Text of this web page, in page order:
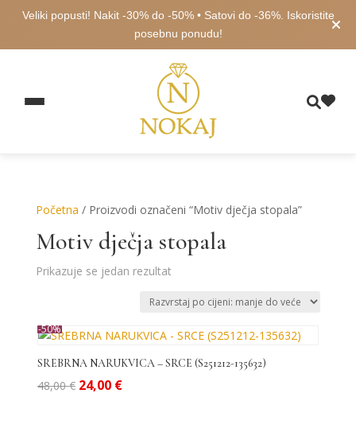
Veliki popusti! Nakit -30% do -50% • Satovi do -36%. Iskoristite
posebnu ponudu!
Početna / Proizvodi označeni “Motiv dječja stopala”
Motiv dječja stopala
Prikazuje se jedan rezultat
-50%
SREBRNA NARUKVICA – SRCE (S251212-135632)
48,00€ Izvorna
24,00 €